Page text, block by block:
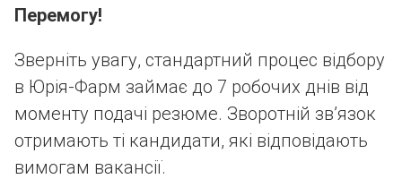
Перемогу!
Зверніть увагу, стандартний процес відбору
в Юрія-Фарм займає до 7 робочих днів від
моменту подачі резюме. Зворотній зв’язок
отримають ті кандидати, які відповідають
вимогам вакансії.